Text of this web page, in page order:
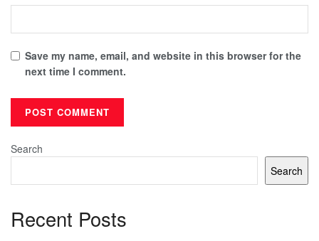
Save my name, email, and website in this browser for the
next time I comment.
Search
Search
Recent Posts